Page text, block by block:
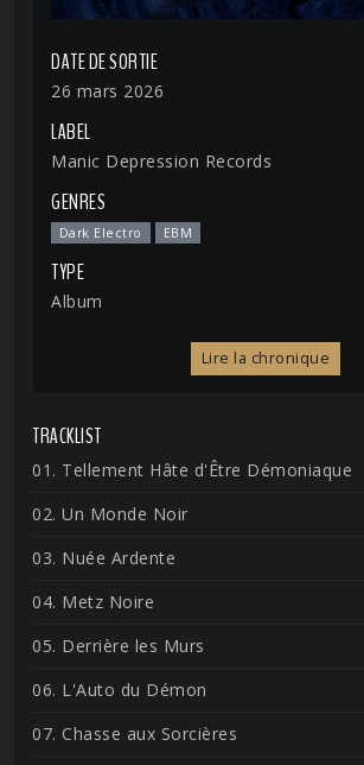
DATE DE SORTIE
26 mars 2026
LABEL
Manic Depression Records
GENRES
Dark Electro EBM
TYPE
Album
Lire la chronique
TRACKLIST
01. Tellement Hâte d'Être Démoniaque
02. Un Monde Noir
03. Nuée Ardente
04. Metz Noire
05. Derrière les Murs
06. L'Auto du Démon
07. Chasse aux Sorcières